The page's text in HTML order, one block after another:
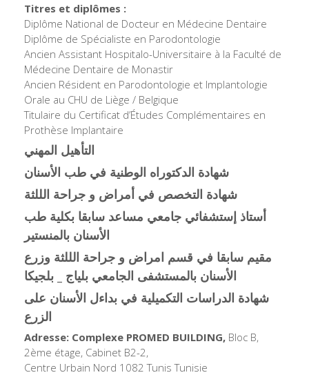
Titres et diplômes :
Diplôme National de Docteur en Médecine Dentaire
Diplôme de Spécialiste en Parodontologie
Ancien Assistant Hospitalo-Universitaire à la Faculté de
Médecine Dentaire de Monastir
Ancien Résident en Parodontologie et Implantologie
Orale au CHU de Liège / Belgique
Titulaire du Certificat d’Études Complémentaires en
Prothèse Implantaire
التأهيل المهني
شهادة الدكتوراه الوطنية في طب الأسنان
شهادة التخصص في أمراض و جراحة الللثة
أستاذ إستشفائي جامعي مساعد سابقا بكلية طب
الأسنان بالمنستير
مقيم سابقا في قسم امراض و جراحة الللثة وزرع
الأسنان بالمستشفى الجامعي بلياج _ بلجيكا
شهادة الدراسات التكميلية في بداءل الأسنان على
الزرع
Adresse: Complexe PROMED BUILDING, Bloc B,
2ème étage, Cabinet B2-2,
Centre Urbain Nord 1082 Tunis Tunisie